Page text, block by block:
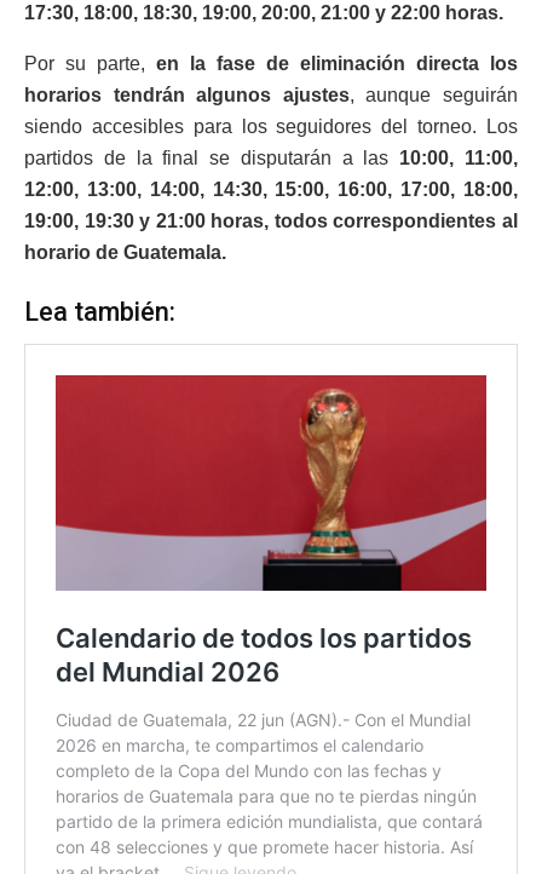
17:30, 18:00, 18:30, 19:00, 20:00, 21:00 y 22:00 horas.
Por su parte, en la fase de eliminación directa los
horarios tendrán algunos ajustes, aunque seguirán
siendo accesibles para los seguidores del torneo. Los
partidos de la final se disputarán a las 10:00, 11:00,
12:00, 13:00, 14:00, 14:30, 15:00, 16:00, 17:00, 18:00,
19:00, 19:30 y 21:00 horas, todos correspondientes al
horario de Guatemala.
Lea también: